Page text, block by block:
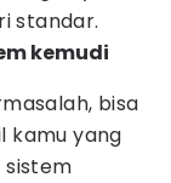
standar.
kemudi
bisa
kamu yang
sistem